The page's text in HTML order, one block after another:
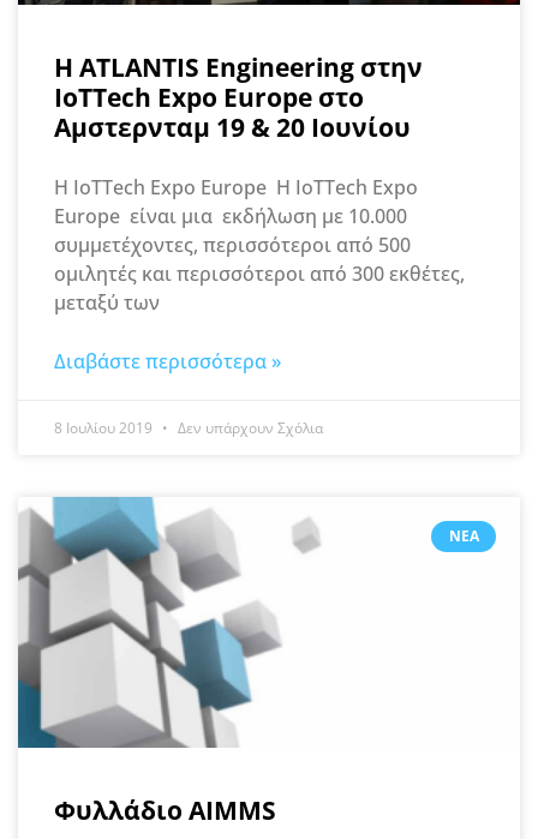
H ATLANTIS Engineering στην
IoTTech Expo Europe στο
Αμστερνταμ 19 & 20 Ιουνίου
Η IoTTech Expo Europe Η IoTTech Expo
Europe είναι μια εκδήλωση με 10.000
συμμετέχοντες, περισσότεροι από 500
ομιλητές και περισσότεροι από 300 εκθέτες,
μεταξύ των
Διαβάστε περισσότερα »
8 Ιουλίου 2019 Δεν υπάρχουν Σχόλια
ΝΈΑ
Φυλλάδιο AIMMS